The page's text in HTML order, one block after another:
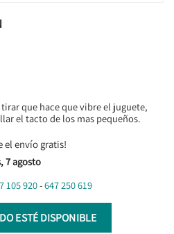
que hace que vibre el juguete,
el tacto de los mas pequeños.
el envío gratis!
7 agosto
105 920-647 250 619
ESTÉ DISPONIBLE